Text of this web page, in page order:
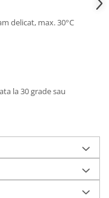
delicat, max. 30°C
la 30 grade sau